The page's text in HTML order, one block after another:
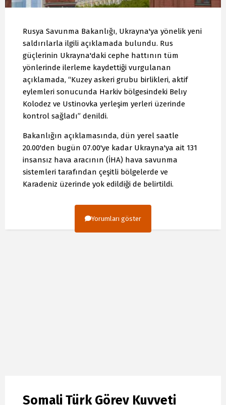
Rusya Savunma Bakanlığı, Ukrayna'ya yönelik yeni
saldırılarla ilgili açıklamada bulundu. Rus
güçlerinin Ukrayna'daki cephe hattının tüm
yönlerinde ilerleme kaydettiği vurgulanan
açıklamada, “Kuzey askeri grubu birlikleri, aktif
eylemleri sonucunda Harkiv bölgesindeki Belıy
Kolodez ve Ustinovka yerleşim yerleri üzerinde
kontrol sağladı” denildi.
Bakanlığın açıklamasında, dün yerel saatle
20.00'den bugün 07.00'ye kadar Ukrayna'ya ait 131
insansız hava aracının (İHA) hava savunma
sistemleri tarafından çeşitli bölgelerde ve
Karadeniz üzerinde yok edildiği de belirtildi.
Yorumları göster
Somali Türk Görev Kuvveti